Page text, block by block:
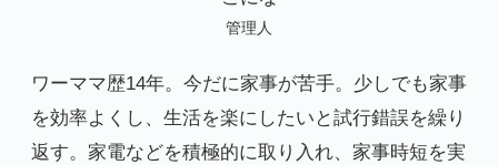
管理人
ワーママ歴14年。今だに家事が苦手。少しでも家事
を効率よくし、生活を楽にしたいと試行錯誤を繰り
返す。家電などを積極的に取り入れ、家事時短を実